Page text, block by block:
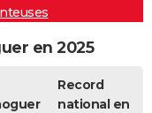
en 2025
Record
national en